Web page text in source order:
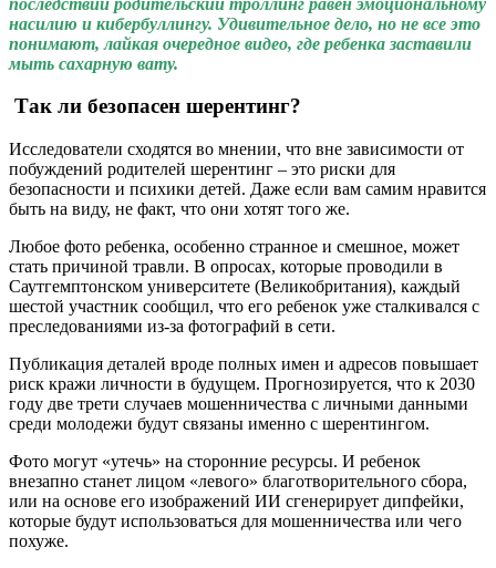
насилию и кибербуллингу. Удивительное дело, но не все это
понимают, лайкая очередное видео, где ребенка заставили
мыть сахарную вату.
Так ли безопасен шерентинг?
Исследователи сходятся во мнении, что вне зависимости от
побуждений родителей шерентинг – это риски для
безопасности и психики детей. Даже если вам самим нравится
быть на виду, не факт, что они хотят того же.
Любое фото ребенка, особенно странное и смешное, может
стать причиной травли. В опросах, которые проводили в
Саутгемптонском университете (Великобритания), каждый
шестой участник сообщил, что его ребенок уже сталкивался с
преследованиями из-за фотографий в сети.
Публикация деталей вроде полных имен и адресов повышает
риск кражи личности в будущем. Прогнозируется, что к 2030
году две трети случаев мошенничества с личными данными
среди молодежи будут связаны именно с шерентингом.
Фото могут «утечь» на сторонние ресурсы. И ребенок
внезапно станет лицом «левого» благотворительного сбора,
или на основе его изображений ИИ сгенерирует дипфейки,
которые будут использоваться для мошенничества или чего
похуже.